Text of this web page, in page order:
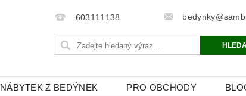
603111138
NÁBYTEK Z BEDÝNEK PRO OBCHODY